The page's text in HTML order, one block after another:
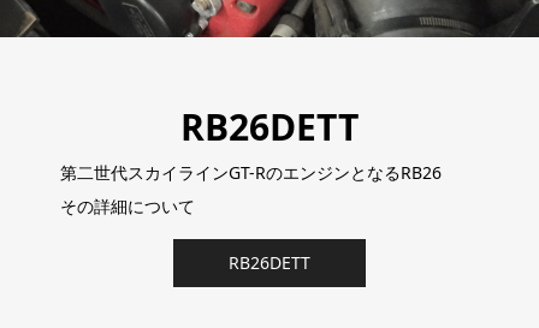
RB26DETT
第二世代スカイラインGT-RのエンジンとなるRB26
その詳細について
RB26DETT